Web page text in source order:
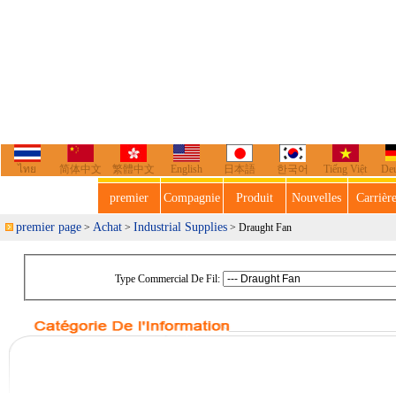
ไทย 简体中文 繁體中文 English 日本語 한국어 Tiếng Việt
premier Compagnie Produit Nouvelles
premier page > Achat > Industrial Supplies > Draught Fan
Type Commercial De Fil: